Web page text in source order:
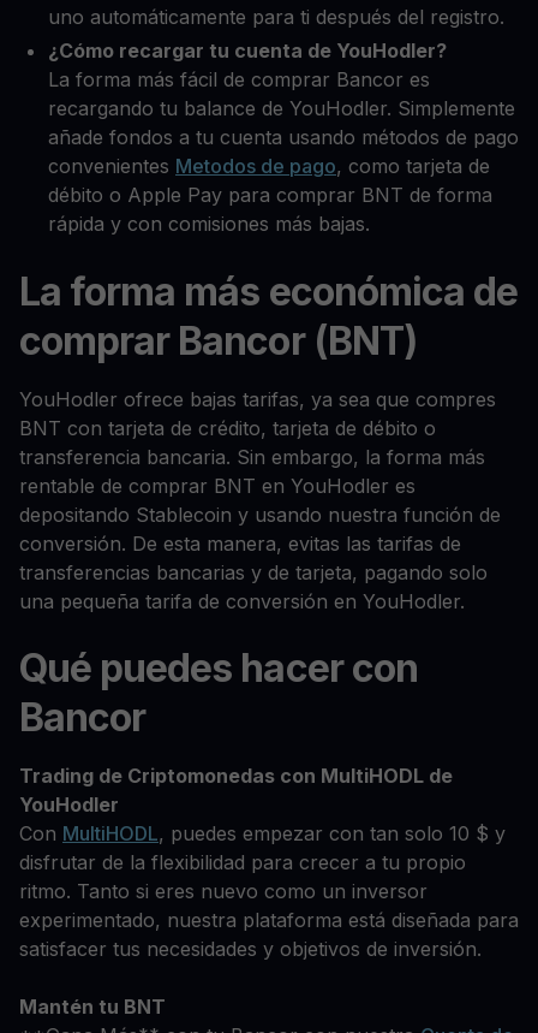
uno automáticamente para ti después del registro.
¿Cómo recargar tu cuenta de YouHodler?
La forma más fácil de comprar Bancor es
recargando tu balance de YouHodler. Simplemente
añade fondos a tu cuenta usando métodos de pago
convenientes Metodos de pago, como tarjeta de
débito o Apple Pay para comprar BNT de forma
rápida y con comisiones más bajas.
La forma más económica de
comprar Bancor (BNT)
YouHodler ofrece bajas tarifas, ya sea que compres
BNT con tarjeta de crédito, tarjeta de débito o
transferencia bancaria. Sin embargo, la forma más
rentable de comprar BNT en YouHodler es
depositando Stablecoin y usando nuestra función de
conversión. De esta manera, evitas las tarifas de
transferencias bancarias y de tarjeta, pagando solo
una pequeña tarifa de conversión en YouHodler.
Qué puedes hacer con
Bancor
Trading de Criptomonedas con MultiHODL de
YouHodler
Con MultiHODL, puedes empezar con tan solo 10 $ y
disfrutar de la flexibilidad para crecer a tu propio
ritmo. Tanto si eres nuevo como un inversor
experimentado, nuestra plataforma está diseñada para
satisfacer tus necesidades y objetivos de inversión.
Mantén tu BNT